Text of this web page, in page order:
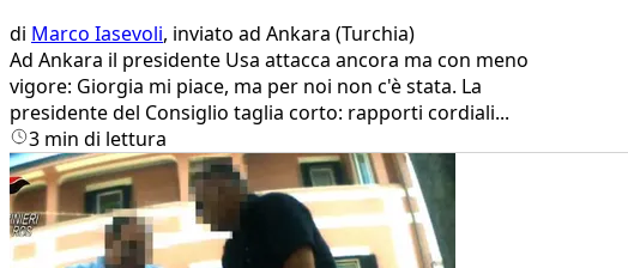
di Marco Iasevoli, inviato ad Ankara (Turchia)
Ad Ankara il presidente Usa attacca ancora ma con meno
vigore: Giorgia mi piace, ma per noi non c'è stata. La
presidente del Consiglio taglia corto: rapporti cordiali...
3 min di lettura